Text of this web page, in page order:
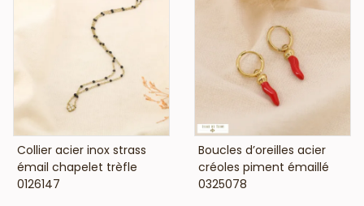
VOIR LE PRIX
Collier acier inox strass
émail chapelet trèfle
0126147
VOIR LE PRIX
Boucles d’oreilles acier
créoles piment émaillé
0325078